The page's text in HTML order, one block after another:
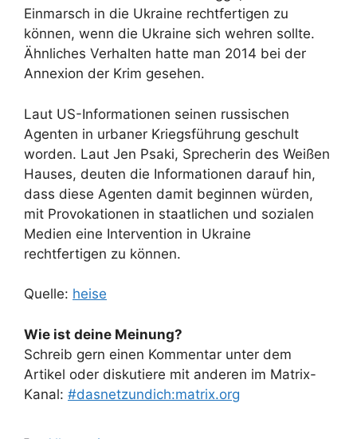
Einmarsch in die Ukraine rechtfertigen zu
können, wenn die Ukraine sich wehren sollte.
Ähnliches Verhalten hatte man 2014 bei der
Annexion der Krim gesehen.
Laut US-Informationen seinen russischen
Agenten in urbaner Kriegsführung geschult
worden. Laut Jen Psaki, Sprecherin des Weißen
Hauses, deuten die Informationen darauf hin,
dass diese Agenten damit beginnen würden,
mit Provokationen in staatlichen und sozialen
Medien eine Intervention in Ukraine
rechtfertigen zu können.
Quelle: heise
Wie ist deine Meinung?
Schreib gern einen Kommentar unter dem
Artikel oder diskutiere mit anderen im Matrix-
Kanal: #dasnetzundich:matrix.org